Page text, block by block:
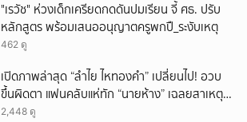
"เรวัช" ห่วงเด็กเครียดกดดันปมเรียน จี้ ศธ. ปรับ
หลักสูตร พร้อมเสนออนุญาตครูพกปื_ระงับเหตุ
462 ดู
เปิดภาพล่าสุด “ลำไย ไหทองคำ” เปลี่ยนไป! อวบ
ขึ้นผิดตา แฟนคลับแห่ทัก “นายห้าง” เฉลยสาเหตุ
ชัด!
2,448 ดู